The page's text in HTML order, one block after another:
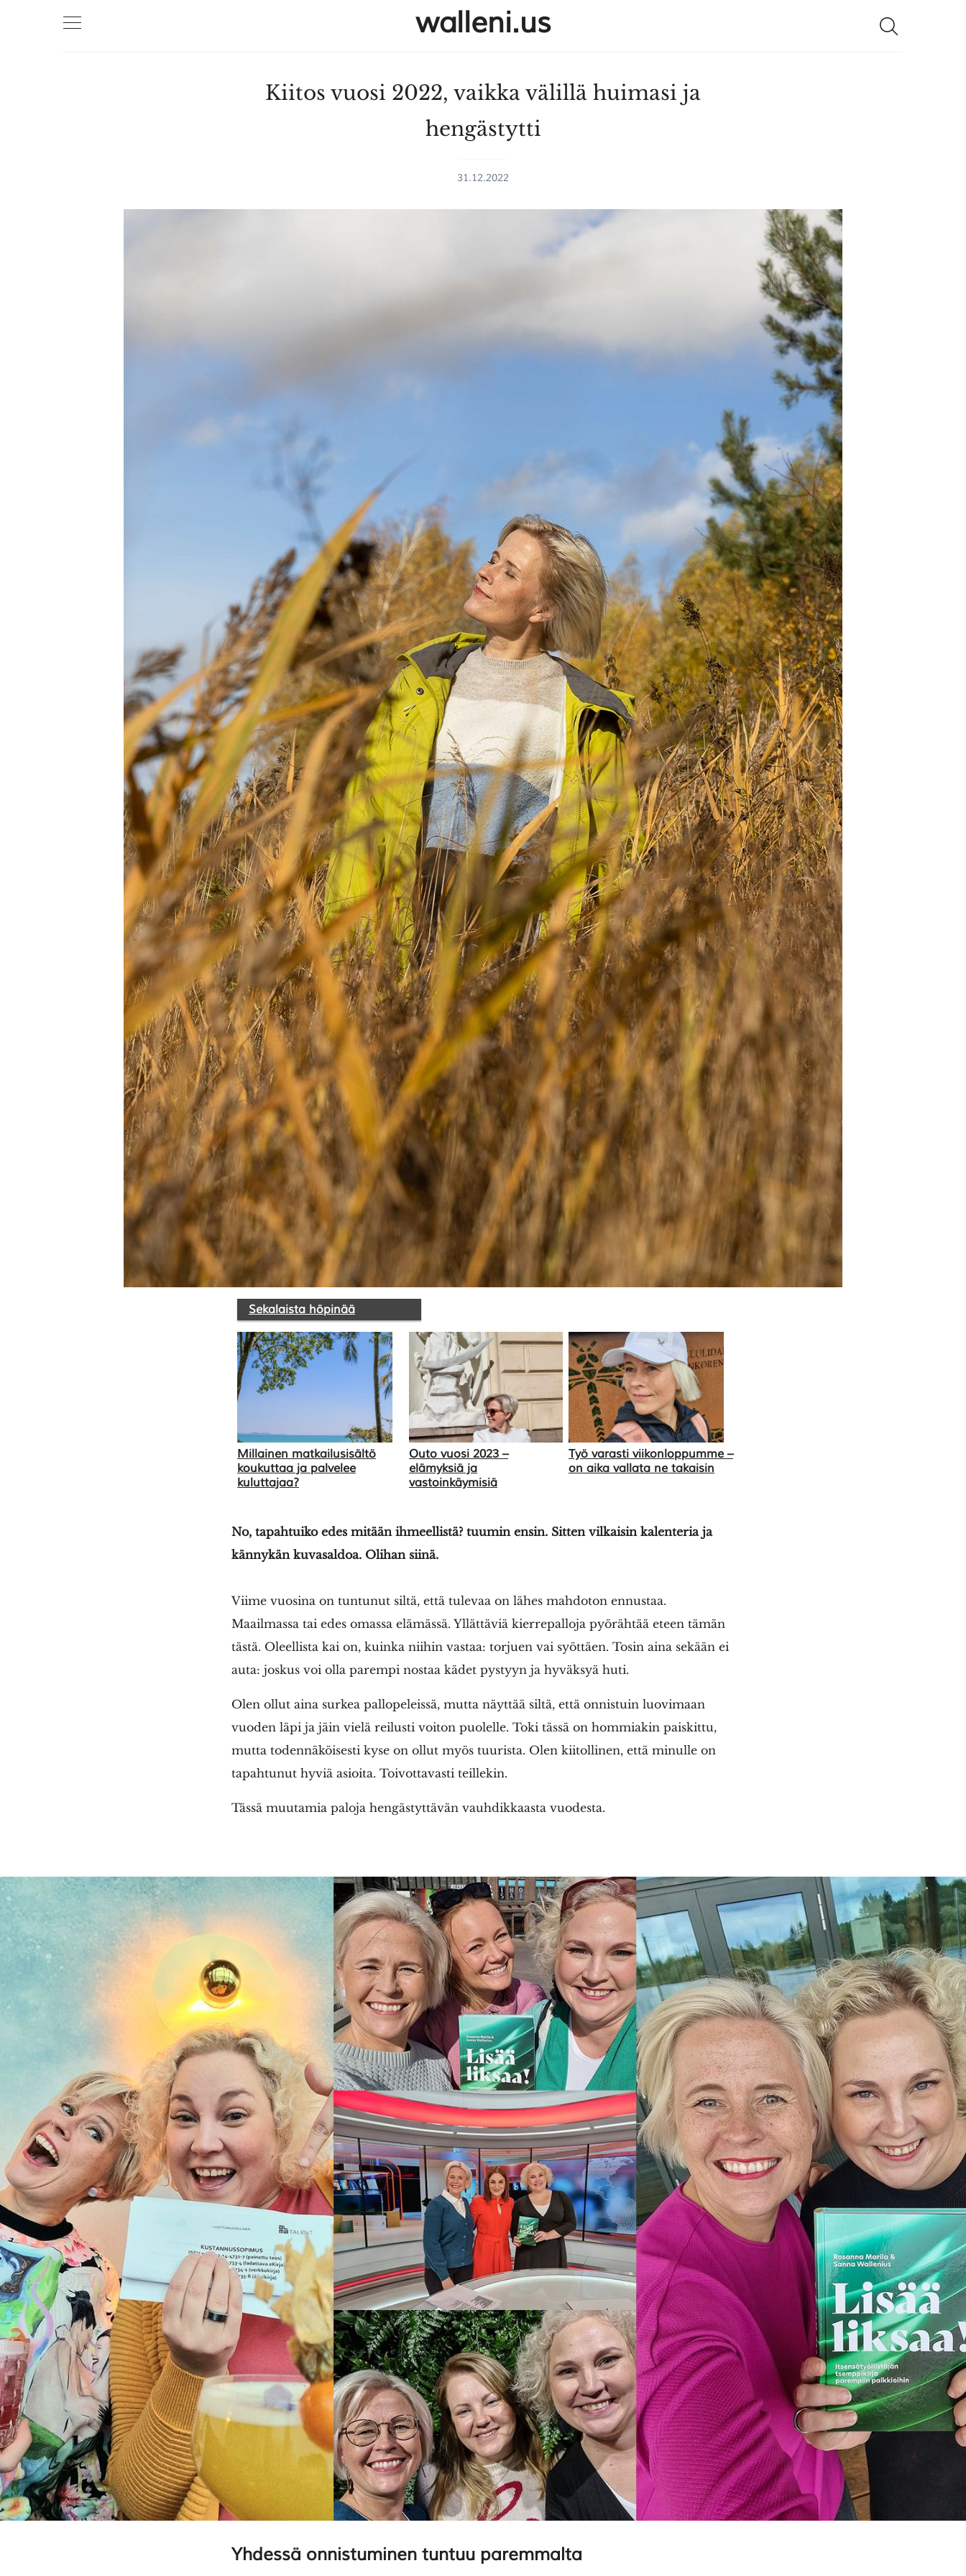
walleni.us
Kiitos vuosi 2022, vaikka välillä huimasi ja
hengästytti
31.12.2022
Sekalaista höpinää
Millainen matkailusisältö
koukuttaa ja palvelee
kuluttajaa?
Outo vuosi 2023 –
elämyksiä ja
vastoinkäymisiä
Työ varasti viikonloppumme –
on aika vallata ne takaisin
No, tapahtuiko edes mitään ihmeellistä? tuumin ensin. Sitten vilkaisin kalenteria ja
kännykän kuvasaldoa. Olihan siinä.
Viime vuosina on tuntunut siltä, että tulevaa on lähes mahdoton ennustaa.
Maailmassa tai edes omassa elämässä. Yllättäviä kierrepalloja pyörähtää eteen tämän
tästä. Oleellista kai on, kuinka niihin vastaa: torjuen vai syöttäen. Tosin aina sekään ei
auta: joskus voi olla parempi nostaa kädet pystyyn ja hyväksyä huti.
Olen ollut aina surkea pallopeleissä, mutta näyttää siltä, että onnistuin luovimaan
vuoden läpi ja jäin vielä reilusti voiton puolelle. Toki tässä on hommiakin paiskittu,
mutta todennäköisesti kyse on ollut myös tuurista. Olen kiitollinen, että minulle on
tapahtunut hyviä asioita. Toivottavasti teillekin.
Tässä muutamia paloja hengästyttävän vauhdikkaasta vuodesta.
Yhdessä onnistuminen tuntuu paremmalta